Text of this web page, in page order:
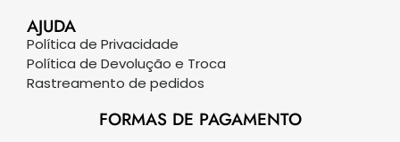
AJUDA
Política de Privacidade
Política de Devolução e Troca
Rastreamento de pedidos
FORMAS DE PAGAMENTO